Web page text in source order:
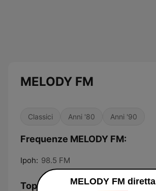
MELODY FM
Classici Anni '80 Anni '90
Frequenze MELODY FM:
Ipoh: 98.5 FM
Top brani MELODY FM diretta